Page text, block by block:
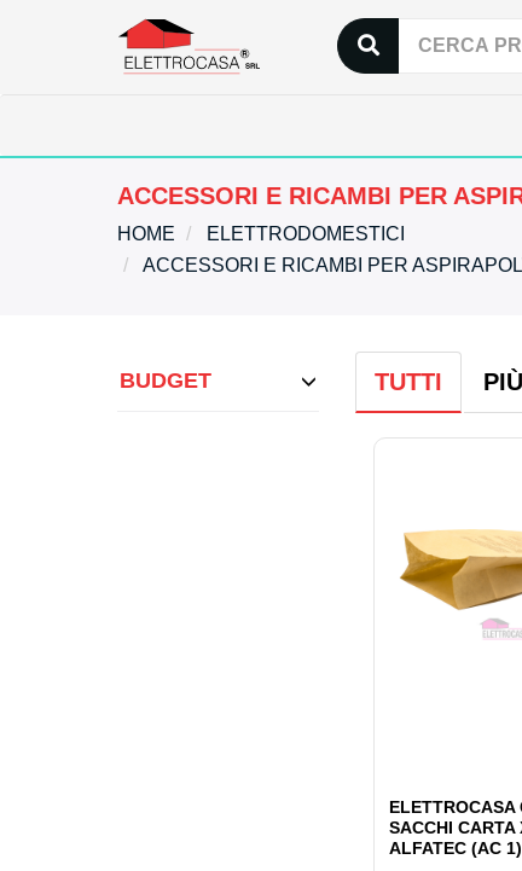
ACCESSORI E RICAMBI PER
HOME
ELETTRODOMESTICI
ACCESSORI E RICAMBI PER
BUDGET TUTTI
ELETTROCASA
SACCHI CARTA
ALFATEC (AC 1)